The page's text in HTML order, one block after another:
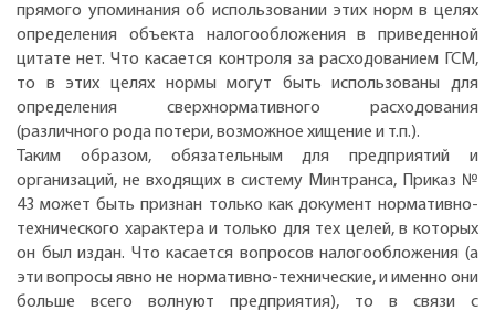
прямого упоминания об использовании этих норм в целях
определения объекта налогообложения в приведенной
цитате нет. Что касается контроля за расходованием ГСМ,
то в этих целях нормы могут быть использованы для
определения сверхнормативного расходования
(различного рода потери, возможное хищение и т.п.).
Таким образом, обязательным для предприятий и
организаций, не входящих в систему Минтранса, Приказ №
43 может быть признан только как документ нормативно-
технического характера и только для тех целей, в которых
он был издан. Что касается вопросов налогообложения (а
эти вопросы явно не нормативно-технические, и именно они
больше всего волнуют предприятия), то в связи с